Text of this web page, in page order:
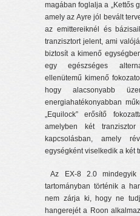
magában foglalja a „Kettős
amely az Ayre jól bevált
az emittereiknél és
tranzisztort jelent, ami
biztosít a kimenő
egy egészséges
ellenütemű kimenő
hogy alacsonyabb
energiahatékonyabban
„Equilock” erősítő
amelyben két
kapcsolásban, amely
egységként viselkedik a két
Az EX-8 2.0 mindegyik
tartományban történik a
nem zárja ki, hogy ne
hangerejét a Roon